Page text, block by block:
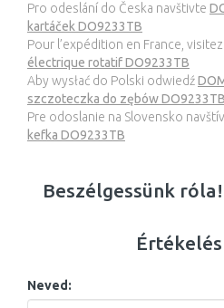
Pro odeslání do Česka navštivte
kartáček DO9233TB
Pour l’expédition en France, visitez
électrique rotatif DO9233TB
Aby wysłać do Polski odwiedź
szczoteczka do zębów DO9233TB
Pre odoslanie na Slovensko
kefka DO9233TB
Beszélgessünk
Neved: